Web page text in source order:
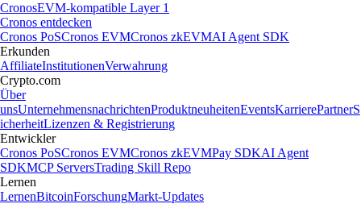
CronosEVM-kompatible Layer 1
Cronos entdecken
Cronos PoSCronos EVMCronos zkEVMAI Agent SDK
Erkunden
AffiliateInstitutionenVerwahrung
Crypto.com
Über
unsUnternehmensnachrichtenProduktneuheitenEventsKarrierePartnerS
icherheitLizenzen & Registrierung
Entwickler
Cronos PoSCronos EVMCronos zkEVMPay SDKAI Agent
SDKMCP ServersTrading Skill Repo
Lernen
LernenBitcoinForschungMarkt-Updates